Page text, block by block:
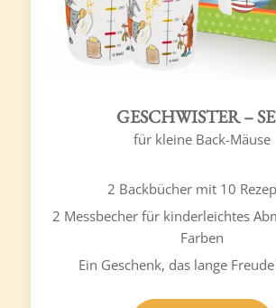
GESCHWISTER –
für kleine Back-Mäuse
2 Backbücher mit 10
2 Messbecher für kinderleichtes
Farben
Ein Geschenk, das lange